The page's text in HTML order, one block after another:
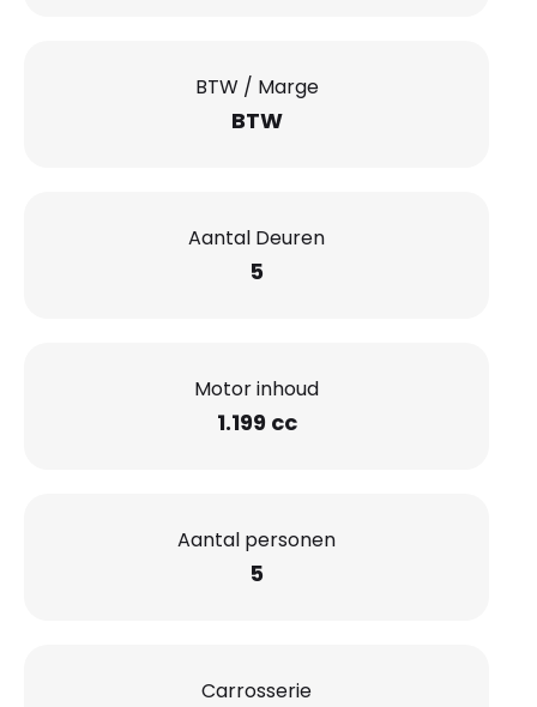
BTW / Marge
BTW
Aantal Deuren
5
Motor inhoud
1.199 cc
Aantal personen
5
Carrosserie